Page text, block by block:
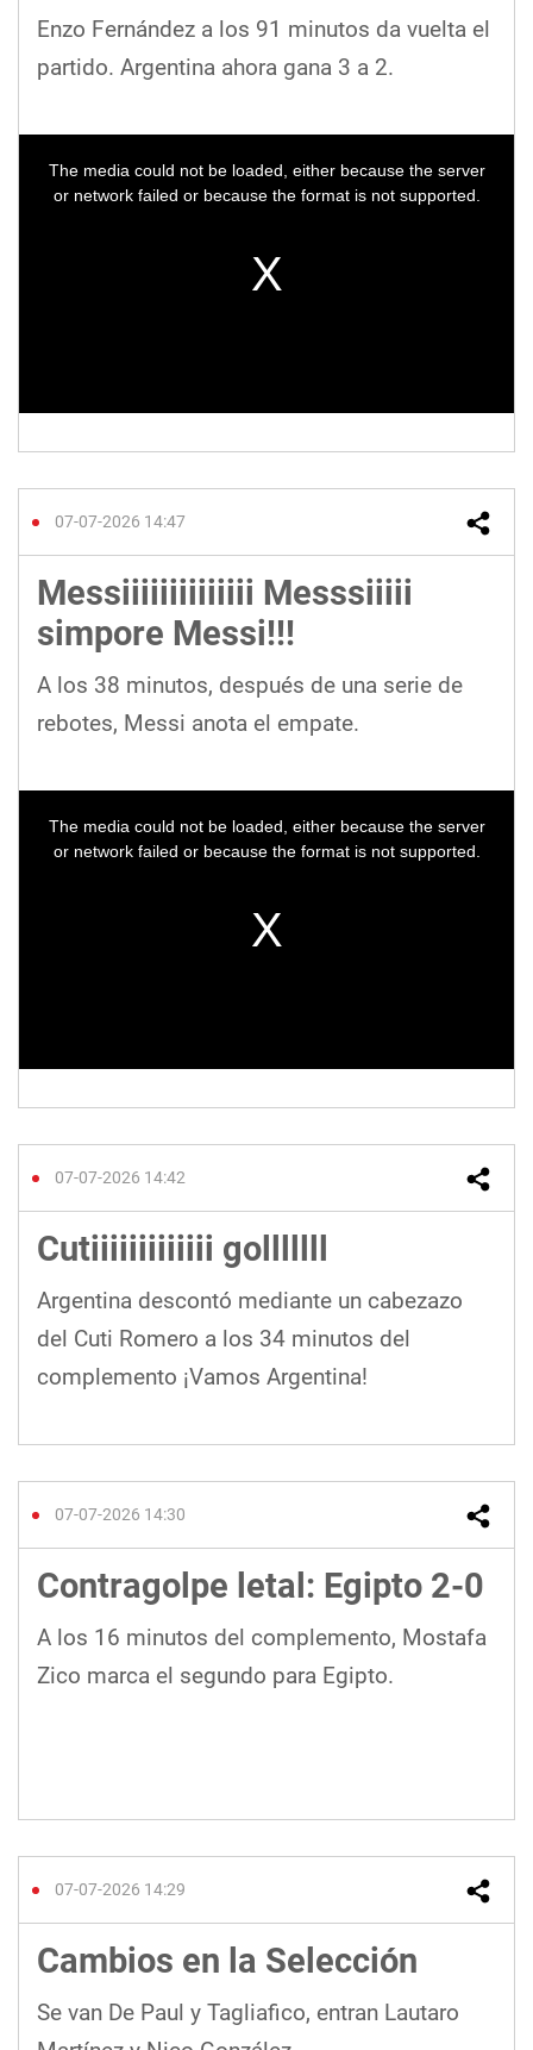
Enzo Fernández a los 91 minutos da vuelta el
partido. Argentina ahora gana 3 a 2.
07-07-2026 14:47
Messiiiiiiiiiiiiii Messsiiiii
simpore Messi!!!
A los 38 minutos, después de una serie de
rebotes, Messi anota el empate.
07-07-2026 14:42
Cutiiiiiiiiiiiii golllllll
Argentina descontó mediante un cabezazo
del Cuti Romero a los 34 minutos del
complemento ¡Vamos Argentina!
07-07-2026 14:30
Contragolpe letal: Egipto 2-0
A los 16 minutos del complemento, Mostafa
Zico marca el segundo para Egipto.
07-07-2026 14:29
Cambios en la Selección
Se van De Paul y Tagliafico, entran Lautaro